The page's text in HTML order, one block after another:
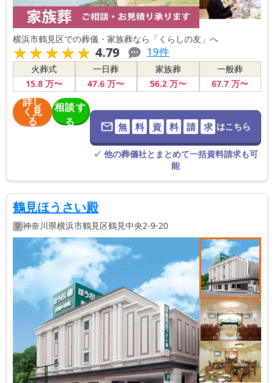
横浜市鶴見区での葬儀・家族葬なら「くらしの友」へ
★★★★★
★★★★★ 4.79 19件
火葬式
15.8万〜
一日葬
47.6 万〜
家族葬
56.2万〜
一般葬
67.7 万〜
詳し
く見
る
相談す
る
無 料 資 料 請 求 はこちら
✓ 他の葬儀社とまとめて一括資料請求も可
能
鶴見ほうさい殿
神奈川県横浜市鶴見区鶴見中央2-9-20